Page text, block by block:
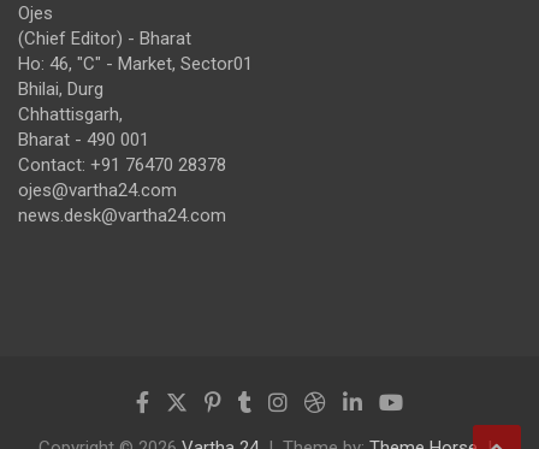
Ojes
(Chief Editor) - Bharat
Ho: 46, "C" - Market, Sector01
Bhilai, Durg
Chhattisgarh,
Bharat - 490 001
Contact: +91 76470 28378
ojes@vartha24.com
news.desk@vartha24.com